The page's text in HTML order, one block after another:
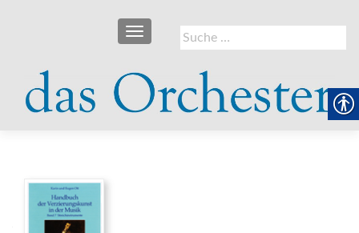
Suche
nach:
SCHALTE NAVIGATION